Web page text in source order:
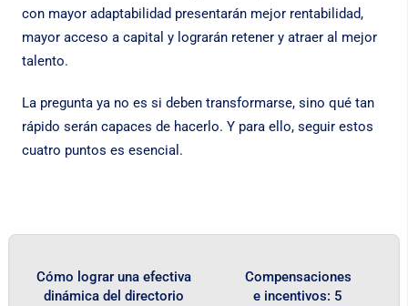
con mayor adaptabilidad presentarán mejor rentabilidad,
mayor acceso a capital y lograrán retener y atraer al mejor
talento.
La pregunta ya no es si deben transformarse, sino qué tan
rápido serán capaces de hacerlo. Y para ello, seguir estos
cuatro puntos es esencial.
Cómo lograr una efectiva
dinámica del directorio
Compensaciones
e incentivos: 5